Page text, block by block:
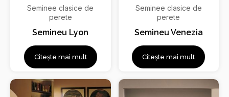
Seminee clasice de
perete
Semineu Lyon
Citește mai mult
Seminee clasice de
perete
Semineu Venezia
Citește mai mult